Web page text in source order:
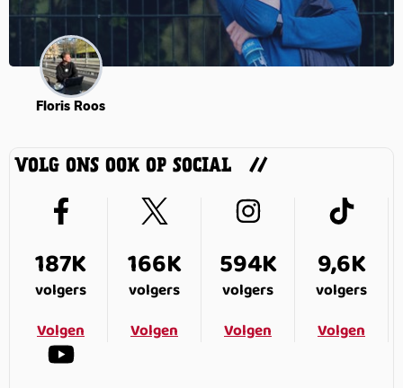
Floris Roos
VOLG ONS OOK OP SOCIAL
187K
volgers
Volgen
166K
volgers
Volgen
594K
volgers
Volgen
9,6K
volgers
Volgen